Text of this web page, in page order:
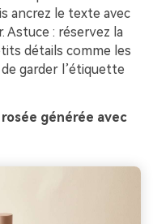
ancrez le texte avec
Astuce : réservez la
détails comme les
garder l’étiquette
générée avec